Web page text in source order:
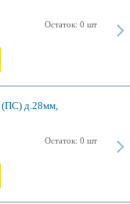
Остаток: 0 шт
(ПС) д.28мм,
Остаток: 0 шт